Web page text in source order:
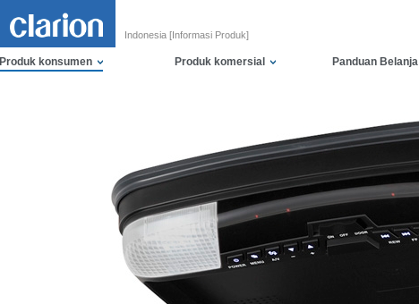
Indonesia [Informasi Produk]
Produk konsumen Produk komersial Panduan Belanja